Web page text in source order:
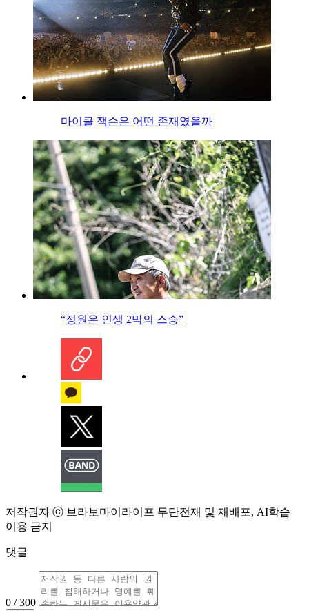
마이클 잭슨은 어떤 존재였을까
“정원은 인생 2막의 스승”
저작권자 ⓒ 브라보마이라이프 무단전재 및 재배포, AI학습
이용 금지
댓글
0 / 300